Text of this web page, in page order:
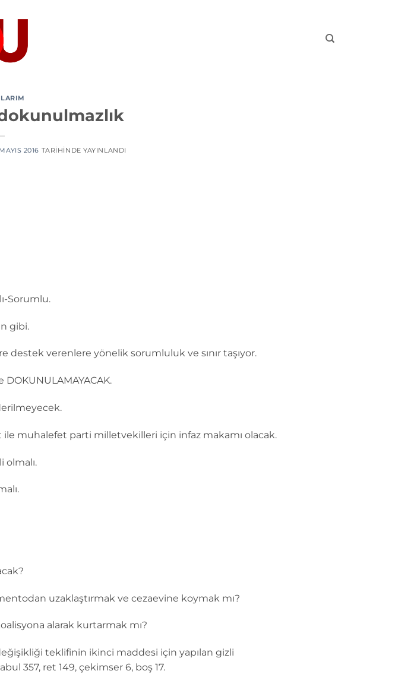
2016 TARIHINDE YAYINLANDI
Sorumlu.
gibi.
verenlere yönelik sorumluluk ve sınır taşıyor.
muhalefet parti milletvekilleri için infaz makamı olacak.
olmalı.
uzaklaştırmak ve cezaevine koymak mı?
alarak kurtarmak mı?
teklifinin ikinci maddesi için yapılan gizli
357, ret 149, çekimser 6, boş 17.